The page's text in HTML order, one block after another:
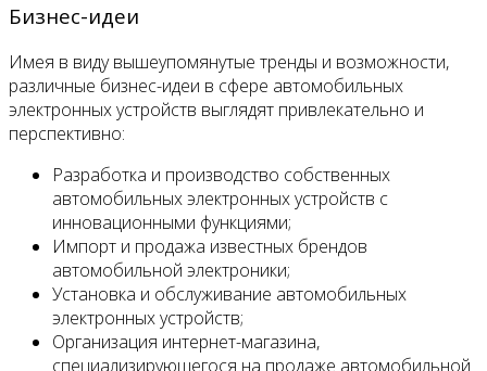
Бизнес-идеи
Имея в виду вышеупомянутые тренды и возможности,
различные бизнес-идеи в сфере автомобильных
электронных устройств выглядят привлекательно и
перспективно:
Разработка и производство собственных
автомобильных электронных устройств с
инновационными функциями;
Импорт и продажа известных брендов
автомобильной электроники;
Установка и обслуживание автомобильных
электронных устройств;
Организация интернет-магазина,
специализирующегося на продаже автомобильной